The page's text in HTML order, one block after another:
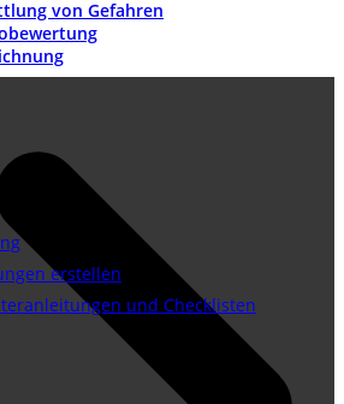
von Gefahren
erstellen
und Checklisten